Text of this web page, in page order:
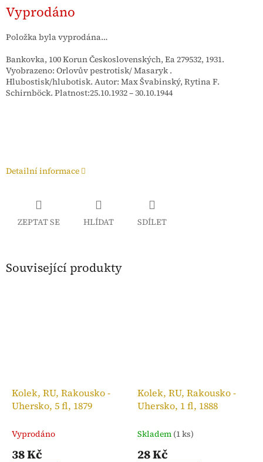
cena:
Vyprodáno
Položka byla vyprodána…
Bankovka, 100 Korun Československých, Ea 279532, 1931.
Vyobrazeno: Orlovův pestrotisk/ Masaryk .
Hlubostisk/hlubotisk. Autor: Max Švabinský, Rytina F.
Schirnböck. Platnost:25.10.1932 – 30.10.1944
Detailní informace
ZEPTAT SE HLÍDAT SDÍLET
Související produkty
Kolek, RU, Rakousko -
Uhersko, 5 fl, 1879
Vyprodáno
38 Kč
Kolek, RU, Rakousko -
Uhersko, 1 fl, 1888
Skladem (1 ks)
28 Kč